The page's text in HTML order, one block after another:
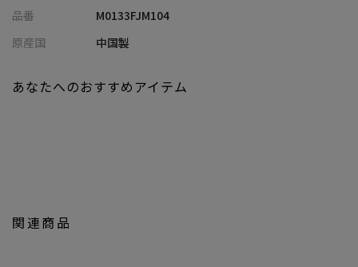
フロントは上下から開閉できるダブルジッパーを採用。
左のハンドポケットの内部にはキーストラップが付き、内側には
に。
テンポラリーな新しいコンセプトのアウターウェアブランド。ト
品番
M0133FJM104
原産国
中国製
関連商品
あなたへのおすすめアイテム